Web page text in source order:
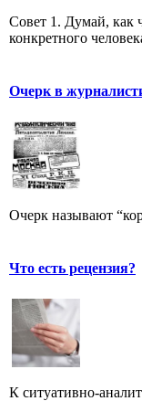
Совет 1. Думай, как
конкретного
Очерк в
Очерк называют
Что есть рецензия?
К ситуативно-